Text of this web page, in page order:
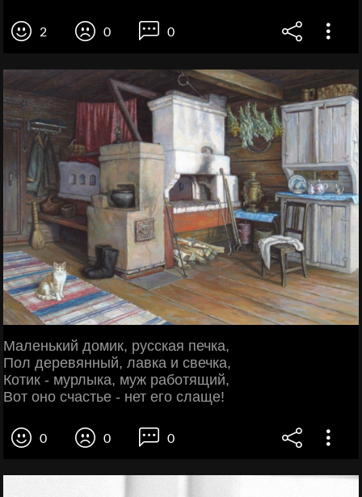
2 0 0
Маленький домик, русская печка,
Пол деревянный, лавка и свечка,
Котик - мурлыка, муж работящий,
Вот оно счастье - нет его слаще!
0 0 0